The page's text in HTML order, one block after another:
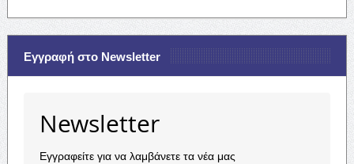
Εγγραφή στο Newsletter
Newsletter
Εγγραφείτε για να λαμβάνετε τα νέα μας